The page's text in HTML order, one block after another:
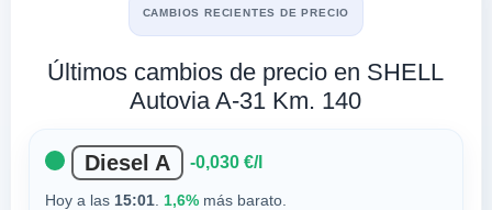
CAMBIOS RECIENTES DE PRECIO
Últimos cambios de precio en SHELL
Autovia A-31 Km. 140
Diesel A -0,030 €/l
Hoy a las 15:01. 1,6%más barato.